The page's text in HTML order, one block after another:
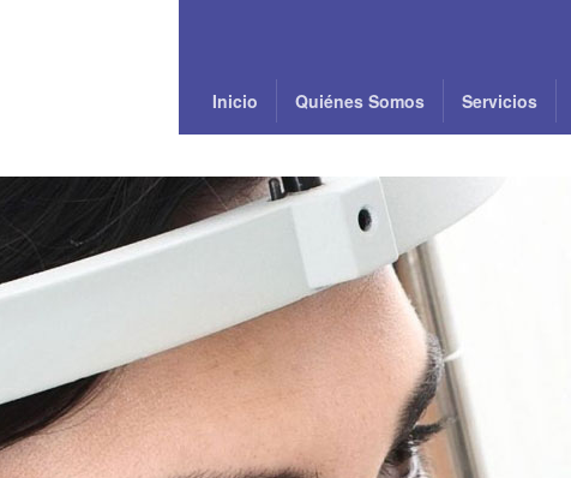
Inicio Quiénes Somos Servicios